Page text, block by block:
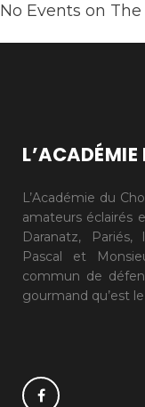
No Events on
L’Académie du
amateurs éclairés
Daranatz, Pariés,
Pascal et
commun de
gourmand qu’est